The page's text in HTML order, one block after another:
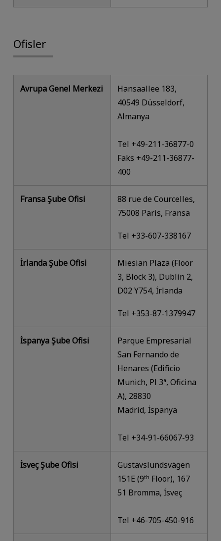
Ofisler
Avrupa Genel Merkezi
Hansaallee 183,
40549 Düsseldorf,
Almanya
Tel +49-211-36877-0
Faks +49-211-36877-
400
Fransa Şube Ofisi
88 rue de Courcelles,
75008 Paris, Fransa
Tel +33-607-338167
İrlanda Şube Ofisi
Miesian Plaza (Floor
3, Block 3), Dublin 2,
D02 Y754, İrlanda
Tel +353-87-1379947
İspanya Şube Ofisi
Parque Empresarial
San Fernando de
Henares (Edificio
Munich, Pl 3ª, Oficina
A), 28830
Madrid, İspanya
Tel +34-91-66067-93
İsveç Şube Ofisi
Gustavslundsvägen
151E (9th Floor), 167
51 Bromma, İsveç
Tel +46-705-450-916